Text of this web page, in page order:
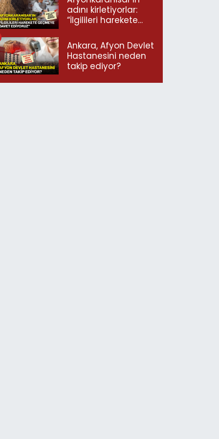
adını kirletiyorlar:
“İlgilileri harekete
ediyoruz”
Ankara, Afyon Devlet
Hastanesini neden
takip ediyor?